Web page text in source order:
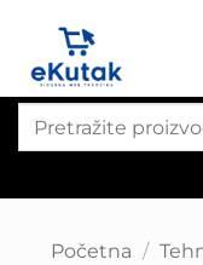
content
search
Početna /